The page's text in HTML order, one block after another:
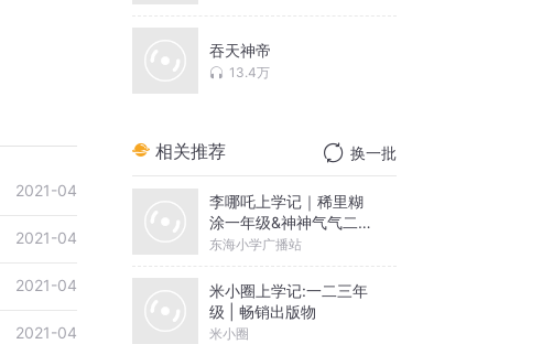
2021-04
2021-04
2021-04
2021-04
吞天神帝
13.4万
相关推荐 换一批
李哪吒上学记｜稀里糊
涂一年级&神神气气二年
级
东海小学广播站
米小圈上学记:一二三年
级 | 畅销出版物
米小圈